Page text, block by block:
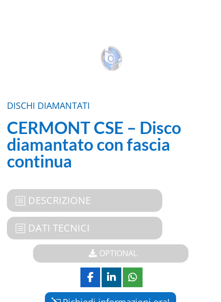
DISCHI DIAMANTATI
CERMONT CSE – Disco
diamantato con fascia
continua
DESCRIZIONE
DATI TECNICI
OPTIONAL